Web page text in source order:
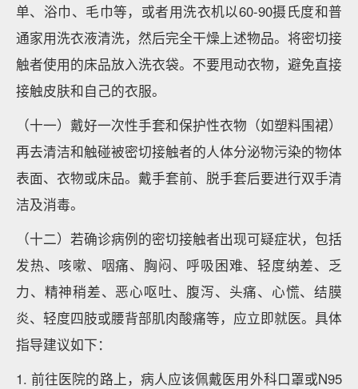
单、浴巾、毛巾等，或者用洗衣机以60-90摄氏度和普
通家用洗衣液清洗，然后完全干燥上述物品。将密切接
触者使用的床品放入洗衣袋。不要甩动衣物，避免直接
接触皮肤和自己的衣服。
（十一）戴好一次性手套和保护性衣物（如塑料围裙）
再去清洁和触碰被密切接触者的人体分泌物污染的物体
表面、衣物或床品。戴手套前、脱手套后要进行双手清
洁及消毒。
（十二）若确诊病例的密切接触者出现可疑症状，包括
发热、咳嗽、咽痛、胸闷、呼吸困难、轻度纳差、乏
力、精神稍差、恶心呕吐、腹泻、头痛、心慌、结膜
炎、轻度四肢或腰背部肌肉酸痛等，应立即就医。具体
指导建议如下：
1. 前往医院的路上，病人应该佩戴医用外科口罩或N95